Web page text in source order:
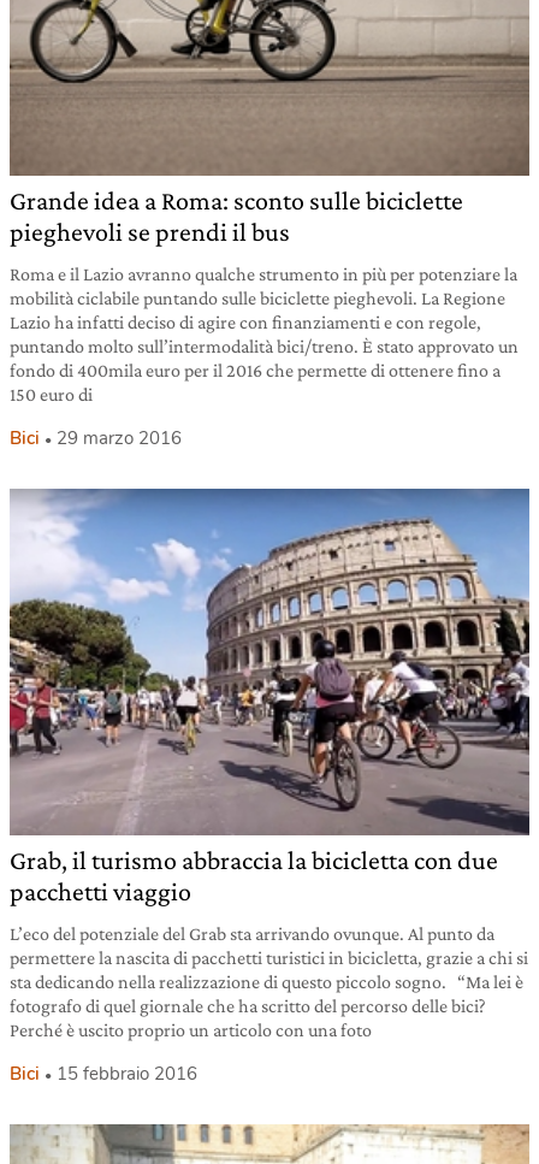
Grande idea a Roma: sconto sulle biciclette
pieghevoli se prendi il bus
Roma e il Lazio avranno qualche strumento in più per potenziare la
mobilità ciclabile puntando sulle biciclette pieghevoli. La Regione
Lazio ha infatti deciso di agire con finanziamenti e con regole,
puntando molto sull’intermodalità bici/treno. È stato approvato un
fondo di 400mila euro per il 2016 che permette di ottenere fino a
150 euro di
Bici 29 marzo 2016
Grab, il turismo abbraccia la bicicletta con due
pacchetti viaggio
L’eco del potenziale del Grab sta arrivando ovunque. Al punto da
permettere la nascita di pacchetti turistici in bicicletta, grazie a chi si
sta dedicando nella realizzazione di questo piccolo sogno. “Ma lei è
fotografo di quel giornale che ha scritto del percorso delle bici?
Perché è uscito proprio un articolo con una foto
Bici 15 febbraio 2016